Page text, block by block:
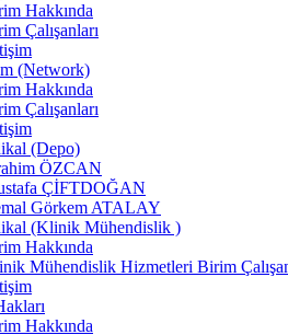
Hakkında
Çalışanları
(Network)
Hakkında
Çalışanları
(Depo)
ÖZCAN
ÇİFTDOĞAN
Görkem ATALAY
(Klinik Mühendislik )
Hakkında
Mühendislik Hizmetleri Birim
Hakkında